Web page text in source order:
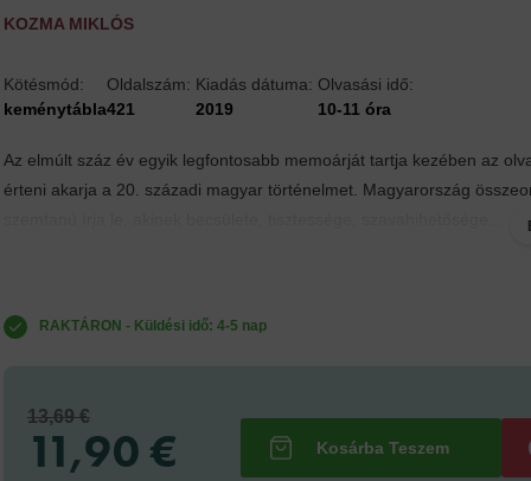
KOZMA MIKLÓS
Kötésmód:
keménytábla
Oldalszám:
421
Kiadás dátuma:
2019
Olvasási idő:
10-11 óra
Az elmúlt száz év egyik legfontosabb memoárját tartja kezében az
érteni akarja a 20. századi magyar történelmet. Magyarország
RAKTÁRON - Küldési idő: 4-5 nap
13,69 €
11,90 €